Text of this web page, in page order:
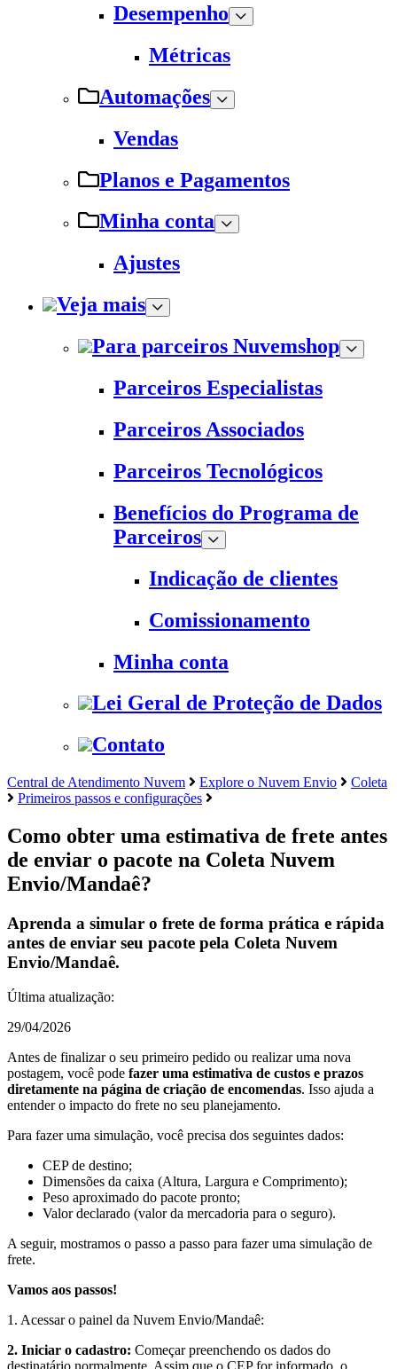
Desempenho
Métricas
Automações
Vendas
Planos e Pagamentos
Minha conta
Ajustes
Veja mais
Para parceiros Nuvemshop
Parceiros Especialistas
Parceiros Associados
Parceiros Tecnológicos
Benefícios do Programa de
Parceiros
Indicação de clientes
Comissionamento
Minha conta
Lei Geral de Proteção de Dados
Contato
Central de Atendimento Nuvem Explore o Nuvem Envio
Coleta
Primeiros passos e configurações
Como obter uma estimativa de frete antes
de enviar o pacote na Coleta Nuvem
Envio/Mandaê?
Aprenda a simular o frete de forma prática e rápida
antes de enviar seu pacote pela Coleta Nuvem
Envio/Mandaê.
Última atualização:
29/04/2026
Antes de finalizar o seu primeiro pedido ou realizar uma nova
postagem, você pode fazer uma estimativa de custos e prazos
diretamente na página de criação de encomendas. Isso ajuda a
entender o impacto do frete no seu planejamento.
Para fazer uma simulação, você precisa dos seguintes dados:
CEP de destino;
Dimensões da caixa (Altura, Largura e Comprimento);
Peso aproximado do pacote pronto;
Valor declarado (valor da mercadoria para o seguro).
A seguir, mostramos o passo a passo para fazer uma simulação de
frete.
Vamos aos passos!
1. Acessar o painel da Nuvem Envio/Mandaê:
2. Iniciar o cadastro: Começar preenchendo os dados do
destinatário normalmente. Assim que o CEP for informado, o